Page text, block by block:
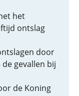
het
ontslag
door
gevallen bij
de Koning